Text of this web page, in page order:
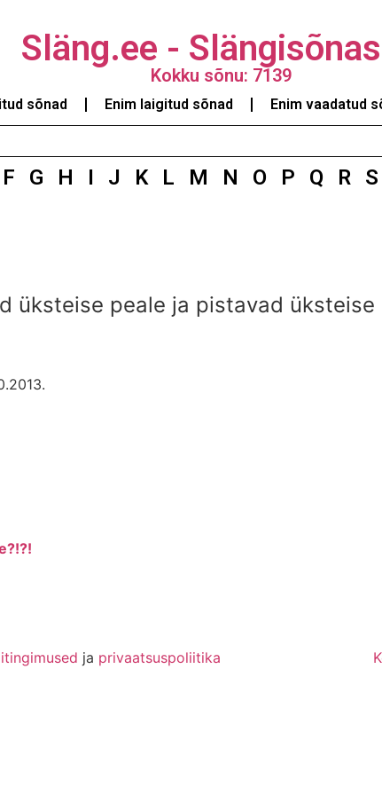
Släng.ee -
Kokku sõnu: 7139
sõnad Enim laigitud sõnad Enim vaadatud
F G H I J K L M N O P Q R S
üksteise peale ja pistavad
ja privaatsuspoliitika